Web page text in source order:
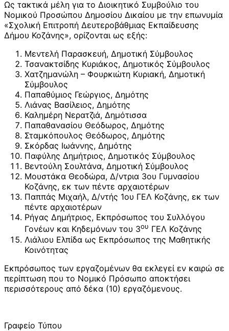
Ως τακτικά μέλη για το Διοικητικό Συμβούλιο του
Νομικού Προσώπου Δημοσίου Δικαίου με την επωνυμία
«Σχολική Επιτροπή Δευτεροβάθμιας Εκπαίδευσης
Δήμου Κοζάνης», ορίζονται ως εξής:
Μεντελή Παρασκευή, Δημοτική Σύμβουλος
Τσανακτσίδης Κυριάκος, Δημοτικός Σύμβουλος
Χατζημανώλη – Φουρκιώτη Κυριακή, Δημοτική
Σύμβουλος
Παπαθύμιος Γεώργιος, Δημότης
Λιάνας Βασίλειος, Δημότης
Καλημέρη Νερατζιά, Δημότισσα
Παπαθανασίου Θεόδωρος, Δημότης
Σταμκόπουλος Θεόδωρος, Δημότης
Σκόρδας Ιωάννης, Δημότης
Παφύλης Δημήτριος, Δημοτικός Σύμβουλος
Βεντούλη Σουλτάνα, Δημοτική Σύμβουλος
Μουστάκα Θεοδώρα, Δ/ντρια 3ου Γυμνασίου
Κοζάνης, εκ των πέντε αρχαιοτέρων
Παππάς Μιχαήλ, Δ/ντής 1ου ΓΕΛ Κοζάνης, εκ των
πέντε αρχαιοτέρων
Ρήγας Δημήτριος, Εκπρόσωπος του Συλλόγου
Γονέων και Κηδεμόνων του 3ου ΓΕΛ Κοζάνης
Λιάλιου Ελπίδα ως Εκπρόσωπος της Μαθητικής
Κοινότητας
Εκπρόσωπος των εργαζομένων θα εκλεγεί εν καιρώ σε
περίπτωση που το Νομικό Πρόσωπο αποκτήσει
περισσότερους από δέκα (10) εργαζόμενους.
Γραφείο Τύπου